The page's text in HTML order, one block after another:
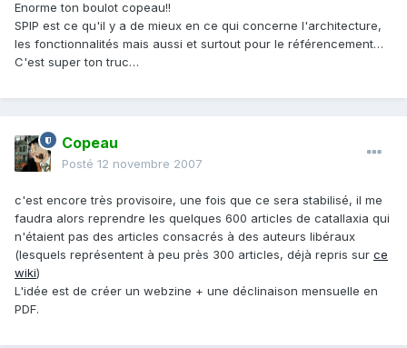
Enorme ton boulot copeau!!
SPIP est ce qu'il y a de mieux en ce qui concerne l'architecture,
les fonctionnalités mais aussi et surtout pour le référencement…
C'est super ton truc…
Copeau
Posté 12 novembre 2007
c'est encore très provisoire, une fois que ce sera stabilisé, il me
faudra alors reprendre les quelques 600 articles de catallaxia qui
n'étaient pas des articles consacrés à des auteurs libéraux
(lesquels représentent à peu près 300 articles, déjà repris sur ce
wiki)
L'idée est de créer un webzine + une déclinaison mensuelle en
PDF.